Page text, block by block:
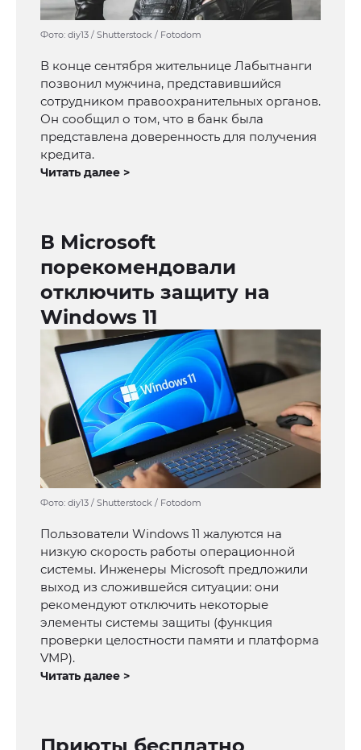
Фото: diy13 / Shutterstock / Fotodom
В конце сентября жительнице Лабытнанги
позвонил мужчина, представившийся
сотрудником правоохранительных органов.
Он сообщил о том, что в банк была
представлена доверенность для получения
кредита.
Читать далее >
В Microsoft
порекомендовали
отключить защиту на
Windows 11
Фото: diy13 / Shutterstock / Fotodom
Пользователи Windows 11 жалуются на
низкую скорость работы операционной
системы. Инженеры Microsoft предложили
выход из сложившейся ситуации: они
рекомендуют отключить некоторые
элементы системы защиты (функция
проверки целостности памяти и платформа
VMP).
Читать далее >